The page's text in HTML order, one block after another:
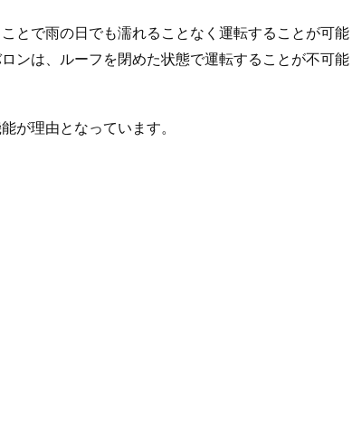
とで雨の日でも濡れることなく運転することが可能
ンは、ルーフを閉めた状態で運転することが不可能
が理由となっています。